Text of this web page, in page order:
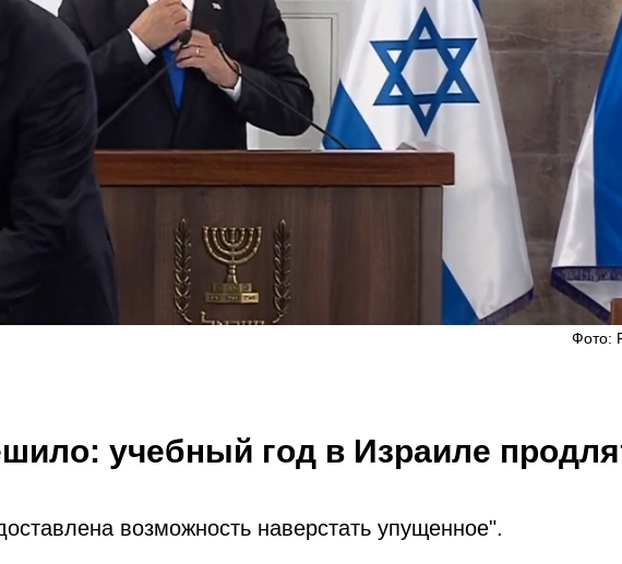
Фото:
учебный год в Израиле
возможность наверстать упущенное".